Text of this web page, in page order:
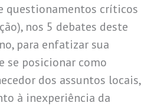
questionamentos críticos
nos 5 debates deste
para enfatizar sua
se posicionar como
dos assuntos locais,
à inexperiência da